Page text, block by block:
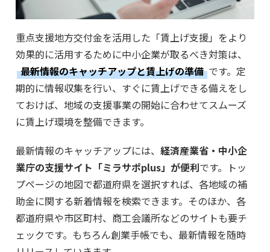
重点支援地方交付金を活用した「賃上げ支援」をより
効果的に活用するために中小企業が取るべき対策は、
最新情報のキャッチアップと賃上げの準備 です。定
期的に情報収集を行い、すぐに賃上げできる備えをし
ておけば、地域の支援事業の開始に合わせてスムーズ
に賃上げ環境を整備できます。
最新情報のキャッチアップには、 経済産業省・中小企
業庁の支援サイト「ミラサポplus」が便利です。トッ
プページの地図で都道府県を選択すれば、各地域の補
助金に関する新着情報を検索できます。そのほか、各
都道府県や市区町村、商工会議所などのサイトも要チ
ェックです。もちろん創業手帳でも、最新情報を随時